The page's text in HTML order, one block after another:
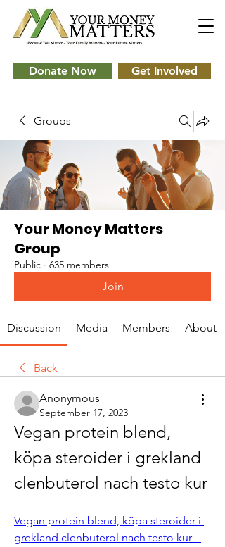
Donate Now Get Involved
Groups
Your Money Matters
Group
Public · 635 members
Join
Discussion Media Members About
Back
Anonymous
September 17, 2023
Vegan protein blend,
köpa steroider i grekland
clenbuterol nach testo kur
Vegan protein blend, köpa steroider i
grekland clenbuterol nach testo kur -